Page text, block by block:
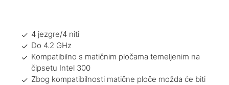
4 jezgre/4 niti
Do 4.2 GHz
Kompatibilno s matičnim pločama temeljenim na
čipsetu Intel 300
Zbog kompatibilnosti matične ploče možda će biti